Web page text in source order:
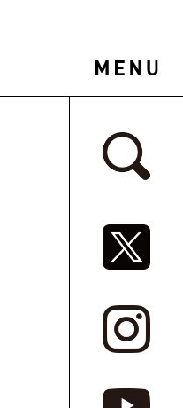
サイドバ
SNSリ